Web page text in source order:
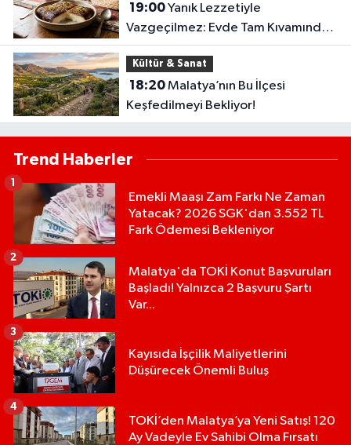
19:00Yanık Lezzetiyle
Vazgeçilmez: Evde Tam Kıvamında
Kazandibi Tarifi
Kültür & Sanat
18:20Malatya’nın Bu İlçesi
Keşfedilmeyi Bekliyor!
Trend Haberler
Emekli Maaşı Zam Farkı Ne Zaman
Yatacak? 2026 SGK'dan 3.552 TL
Fark Ödemesi Bekleniyor
1
Malatya'da TOKİ Konut Başvuruları
Başladı! Yalnızca 2 Başvuru Şartı
Var...
2
Kayısıda İşçilik Maliyetlerini
Düşürecek Önemli Buluş
3
TOKİ’den Malatya’ya Yeni Satış! 120
Ay Vadeyle Ev Sahibi Olma Fırsatı
4